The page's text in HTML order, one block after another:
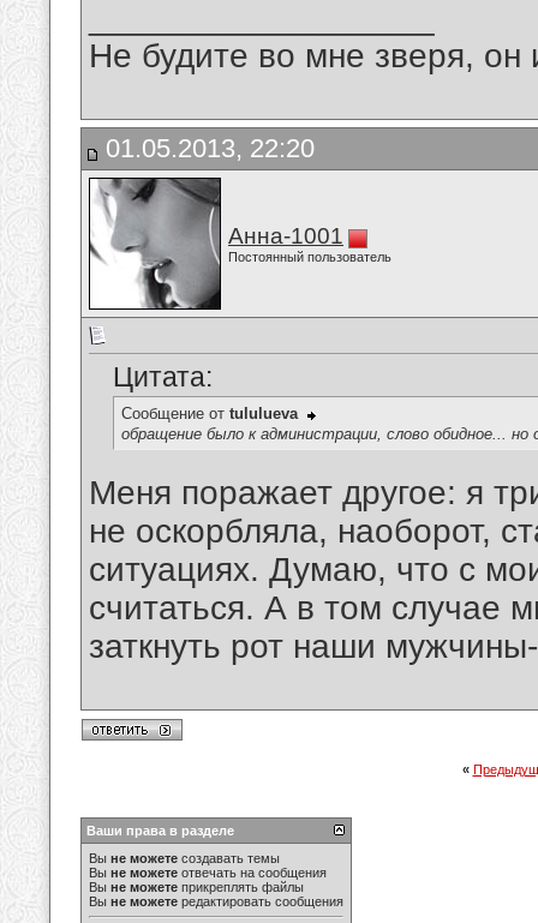
Не будите во мне зверя, он
01.05.2013, 22:20
Анна-1001
Постоянный пользователь
Цитата:
Сообщение от tululueva
обращение было к администрации, слово обидное...
Меня поражает другое: я
не оскорбляла, наоборот,
ситуациях. Думаю, что с
считаться. А в том случае
заткнуть рот наши
«
Ваши права в разделе
Вы не можете создавать темы
Вы не можете отвечать на сообщения
Вы не можете прикреплять файлы
Вы не можете редактировать сообщения